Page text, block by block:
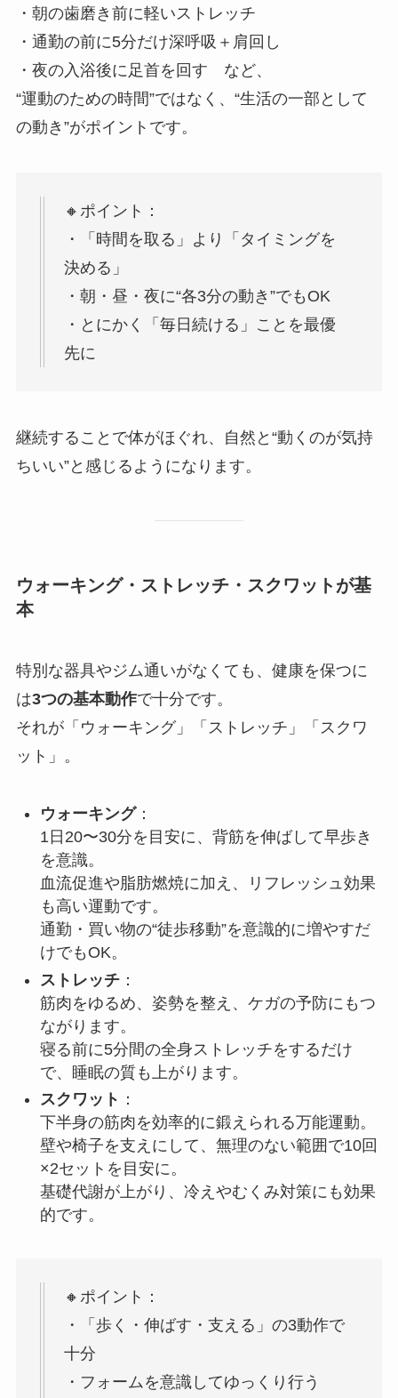
・朝の歯磨き前に軽いストレッチ
・通勤の前に5分だけ深呼吸＋肩回し
・夜の入浴後に足首を回す など、
“運動のための時間”ではなく、“生活の一部として
の動き”がポイントです。
🔸ポイント：
・「時間を取る」より「タイミングを
決める」
・朝・昼・夜に“各3分の動き”でもOK
・とにかく「毎日続ける」ことを最優
先に
継続することで体がほぐれ、自然と“動くのが気持
ちいい”と感じるようになります。
ウォーキング・ストレッチ・スクワットが基
本
特別な器具やジム通いがなくても、健康を保つに
は3つの基本動作で十分です。
それが「ウォーキング」「ストレッチ」「スクワ
ット」。
ウォーキング：
1日20〜30分を目安に、背筋を伸ばして早歩き
を意識。
血流促進や脂肪燃焼に加え、リフレッシュ効果
も高い運動です。
通勤・買い物の“徒歩移動”を意識的に増やすだ
けでもOK。
ストレッチ：
筋肉をゆるめ、姿勢を整え、ケガの予防にもつ
ながります。
寝る前に5分間の全身ストレッチをするだけ
で、睡眠の質も上がります。
スクワット ：
下半身の筋肉を効率的に鍛えられる万能運動。
壁や椅子を支えにして、無理のない範囲で10回
×2セットを目安に。
基礎代謝が上がり、冷えやむくみ対策にも効果
的です。
🔸ポイント：
・「歩く・伸ばす・支える」の3動作で
十分
・フォームを意識してゆっくり行う